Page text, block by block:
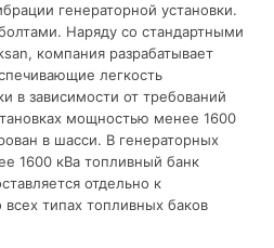
генераторной установки.
Наряду со стандартными
компания разрабатывает
легкость
в зависимости от требований
мощностью менее 1600
в шасси. В генераторных
1600 кВа топливный банк
отдельно к
всех типах топливных баков